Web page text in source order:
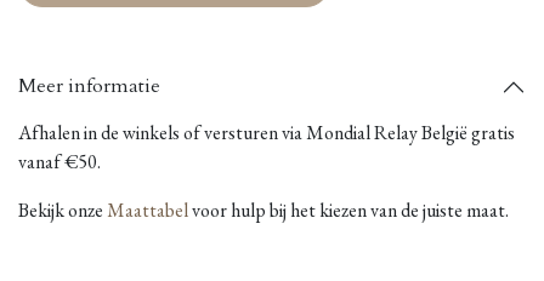
Meer informatie
Afhalen in de winkels of versturen via Mondial Relay België gratis
vanaf €50.
Bekijk onzeMaattabelvoor hulp bij het kiezen van de juiste maat.